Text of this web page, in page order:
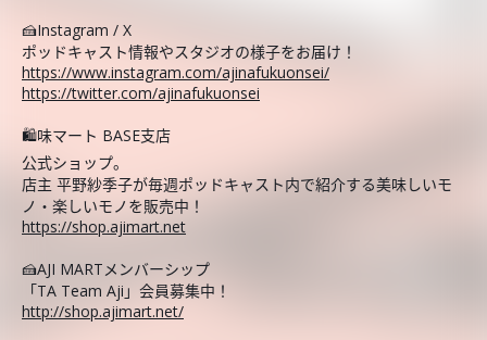
🍰Instagram / X
ポッドキャスト情報やスタジオの様子をお届け！
https://www.instagram.com/ajinafukuonsei/
https://twitter.com/ajinafukuonsei
🛍️味マート BASE支店
公式ショップ。
店主 平野紗季子が毎週ポッドキャスト内で紹介する美味しいモ
ノ・楽しいモノを販売中！
https://shop.ajimart.net
🍰AJI MARTメンバーシップ
「TA Team Aji」会員募集中！
http://shop.ajimart.net/